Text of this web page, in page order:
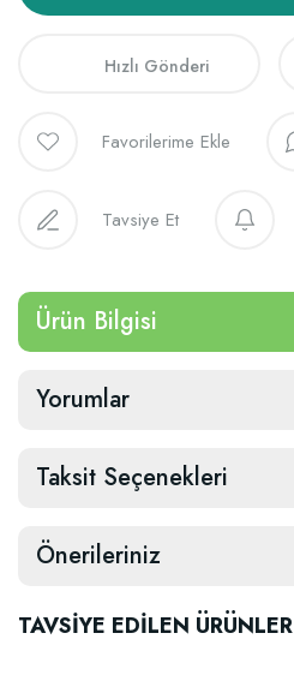
Hızlı Gönderi
Tavsiye Et
Ürün Bilgisi
Yorumlar
Taksit Seçenekleri
Önerileriniz
TAVSİYE EDİLEN ÜRÜNLER